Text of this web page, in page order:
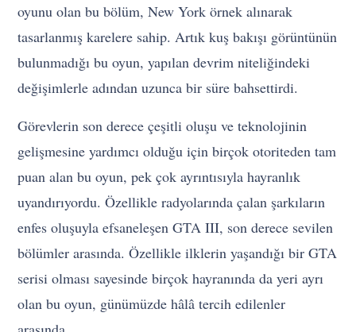
oyunu olan bu bölüm, New York örnek alınarak
tasarlanmış karelere sahip. Artık kuş bakışı görüntünün
bulunmadığı bu oyun, yapılan devrim niteliğindeki
değişimlerle adından uzunca bir süre bahsettirdi.
Görevlerin son derece çeşitli oluşu ve teknolojinin
gelişmesine yardımcı olduğu için birçok otoriteden tam
puan alan bu oyun, pek çok ayrıntısıyla hayranlık
uyandırıyordu. Özellikle radyolarında çalan şarkıların
enfes oluşuyla efsaneleşen GTA III, son derece sevilen
bölümler arasında. Özellikle ilklerin yaşandığı bir GTA
serisi olması sayesinde birçok hayranında da yeri ayrı
olan bu oyun, günümüzde hâlâ tercih edilenler